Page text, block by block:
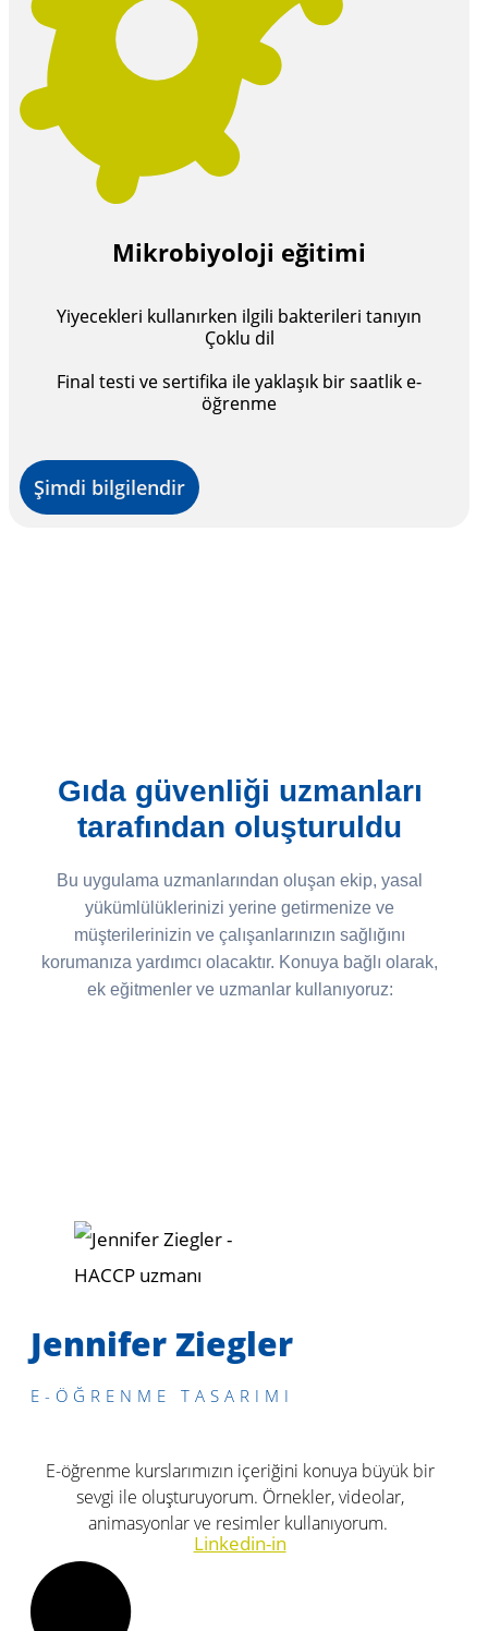
Mikrobiyoloji eğitimi
Yiyecekleri kullanırken ilgili bakterileri tanıyın
Çoklu dil
Final testi ve sertifika ile yaklaşık bir saatlik e-
öğrenme
Şimdi bilgilendir
Gıda güvenliği uzmanları
tarafından oluşturuldu
Bu uygulama uzmanlarından oluşan ekip, yasal
yükümlülüklerinizi yerine getirmenize ve
müşterilerinizin ve çalışanlarınızın sağlığını
korumanıza yardımcı olacaktır. Konuya bağlı olarak,
ek eğitmenler ve uzmanlar kullanıyoruz:
Jennifer Ziegler
E-ÖĞRENME TASARIMI
E-öğrenme kurslarımızın içeriğini konuya büyük bir
sevgi ile oluşturuyorum. Örnekler, videolar,
animasyonlar ve resimler kullanıyorum.
Linkedin-in